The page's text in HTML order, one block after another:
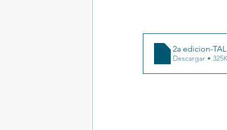
2a edicion-
Descargar •